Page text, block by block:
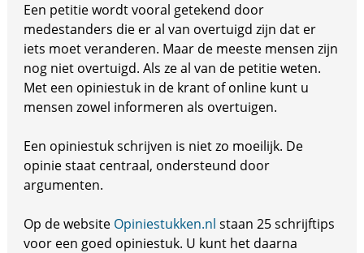
Een petitie wordt vooral getekend door
medestanders die er al van overtuigd zijn dat er
iets moet veranderen. Maar de meeste mensen zijn
nog niet overtuigd. Als ze al van de petitie weten.
Met een opiniestuk in de krant of online kunt u
mensen zowel informeren als overtuigen.
Een opiniestuk schrijven is niet zo moeilijk. De
opinie staat centraal, ondersteund door
argumenten.
Op de website Opiniestukken.nl staan 25 schrijftips
voor een goed opiniestuk. U kunt het daarna